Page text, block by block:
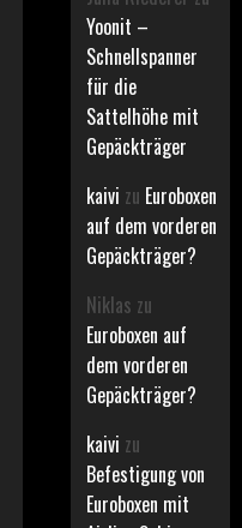
Yoonit –
Schnellspanner
für die
Sattelhöhe mit
Gepäckträger
kaivi zu Euroboxen
auf dem vorderen
Gepäckträger?
Niklas zu
Euroboxen auf
dem vorderen
Gepäckträger?
kaivi zu
Befestigung von
Euroboxen mit